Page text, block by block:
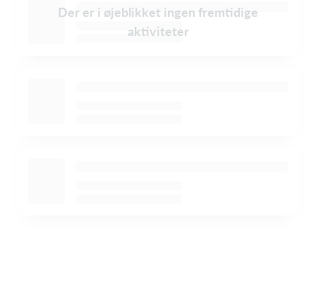
Der er i øjeblikket ingen fremtidige
aktiviteter